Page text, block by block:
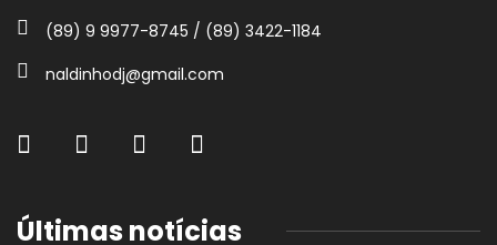
(89) 9 9977-8745 / (89) 3422-1184
naldinhodj@gmail.com
Últimas notícias